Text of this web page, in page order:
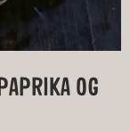
OG